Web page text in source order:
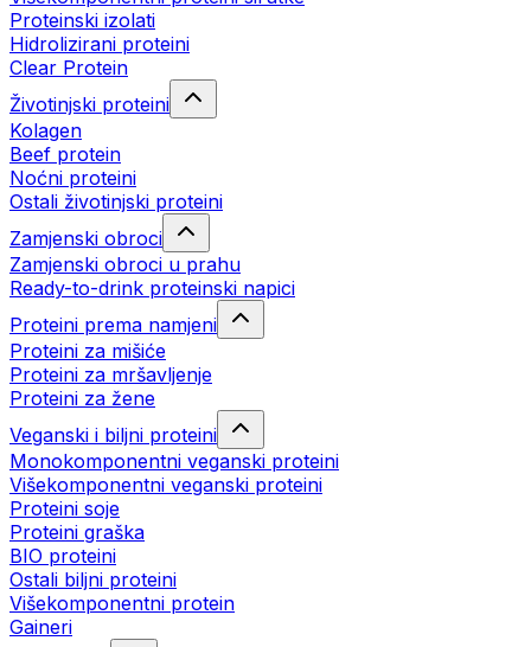
Proteinski izolati
Hidrolizirani proteini
Clear Protein
Životinjski proteini
Kolagen
Beef protein
Noćni proteini
Ostali životinjski proteini
Zamjenski obroci
Zamjenski obroci u prahu
Ready-to-drink proteinski napici
Proteini prema namjeni
Proteini za mišiće
Proteini za mršavljenje
Proteini za žene
Veganski i biljni proteini
Monokomponentni veganski proteini
Višekomponentni veganski proteini
Proteini soje
Proteini graška
BIO proteini
Ostali biljni proteini
Višekomponentni protein
Gaineri